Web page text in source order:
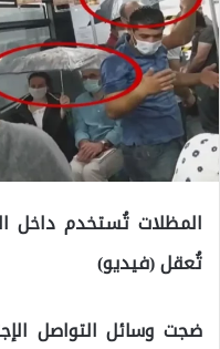
المظلات تُستخدم داخل
تُعقل (فيديو)
ضجت وسائل التواصل